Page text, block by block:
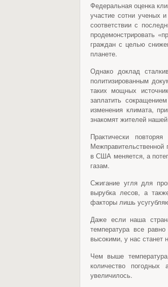
Федеральная оценка
участие сотни ученых
соответствии с
продемонстрировать
граждан с целью
планете.
Однако доклад
политизированным
таких мощных
заплатить
изменения климата,
знакомят жителей
Практически
Межправительственной
в США меняется, а
газам.
Сжигание угля для
вырубка лесов, а
факторы лишь
Даже если наша
температура все
высокими, у нас станет
Чем выше
количество
увеличилось.